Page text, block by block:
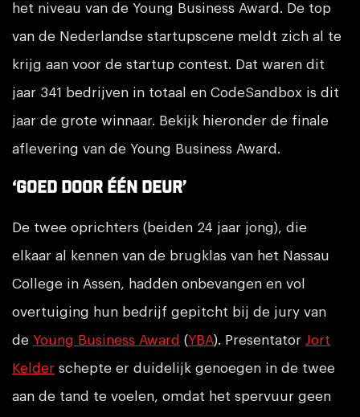
het niveau van de Young Business Award. De top
van de Nederlandse startupscene meldt zich al te
krijg aan voor de startup contest. Dat waren dit
jaar 341 bedrijven in totaal en CodeSandbox is dit
jaar de grote winnaar. Bekijk hieronder de finale
aflevering van de Young Business Award.
‘Goed door één deur’
De twee oprichters (beiden 24 jaar jong), die
elkaar al kennen van de brugklas van het Nassau
College in Assen, hadden onbevangen en vol
overtuiging hun bedrijf gepitcht bij de jury van
de Young Business Award (YBA). Presentator Jort
Kelder schepte er duidelijk genoegen in de twee
aan de tand te voelen, omdat het spervuur geen